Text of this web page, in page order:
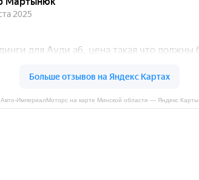
Авто-ИмпериалМоторс на карте Минской области — Яндекс Карты